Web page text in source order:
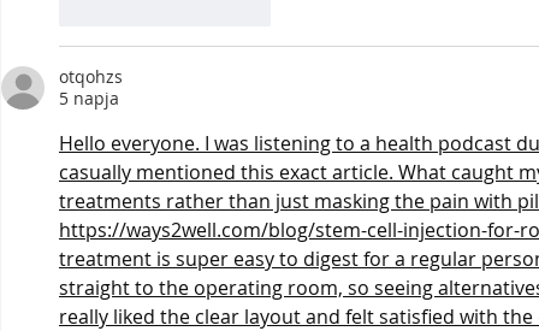
otqohzs
5 napja
Hello everyone. I was listening to a health podcast
casually mentioned this exact article. What caught
treatments rather than just masking the pain with
https://ways2well.com/blog/stem-cell-injection-for-
treatment is super easy to digest for a regular
straight to the operating room, so seeing
really liked the clear layout and felt satisfied with